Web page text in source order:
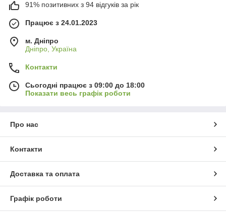
91% позитивних з 94 відгуків за рік
Працює з 24.01.2023
м. Дніпро
Дніпро, Україна
Контакти
Сьогодні працює з 09:00 до 18:00
Показати весь графік роботи
Про нас
Контакти
Доставка та оплата
Графік роботи